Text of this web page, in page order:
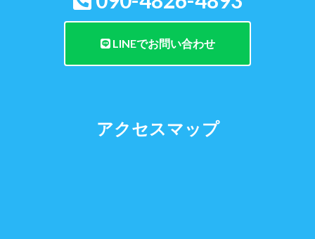
LINEでお問い合わせ
アクセスマップ